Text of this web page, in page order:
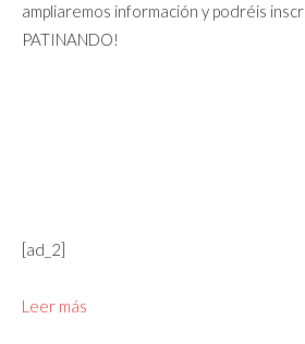
ampliaremos información y podréis
PATINANDO!
[ad_2]
Leer más